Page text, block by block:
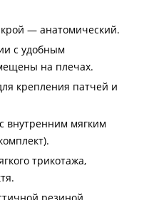
— анатомический.
с удобным
на плечах.
крепления патчей и
внутренним мягким
трикотажа,